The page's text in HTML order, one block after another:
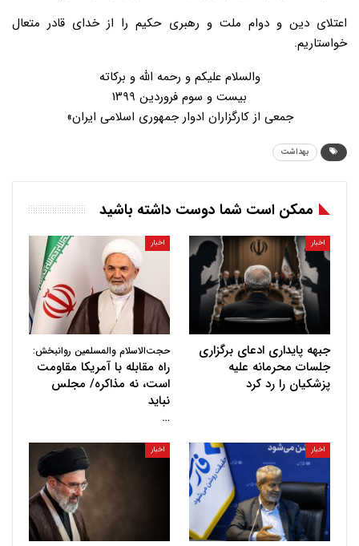
اعتلای دین و دوام ملت و رهبری حکیم را از خدای قادر متعال
خواستاریم.
والسلام علیکم و رحمه الله و برکاته
بیست و سوم فروردین ۱۳۹۹
جمعی از کارگزاران ادوار جمهوری اسلامی ایران»
بهداشت
ممکن است شما دوست داشته باشید
اخبار
جبهه پایداری ادعای برگزاری
جلسات محرمانه علیه
پزشکیان را رد کرد
اخبار
حجت‌الاسلام والمسلمین روانبخش:
راه مقابله با آمریکا مقاومت
است، نه مذاکره/ مجلس
نباید
…
اخبار اخبار